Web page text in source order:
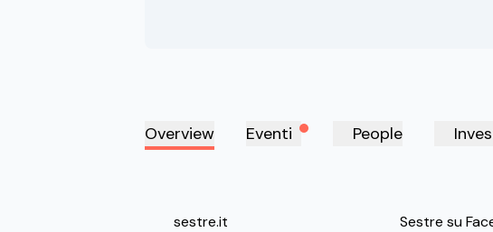
Overview Eventi People
sestre.it
Sestre su